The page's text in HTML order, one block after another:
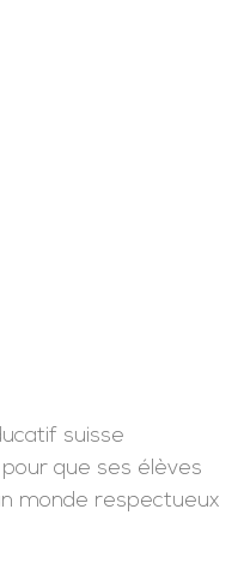
suisse
que ses élèves
monde respectueux